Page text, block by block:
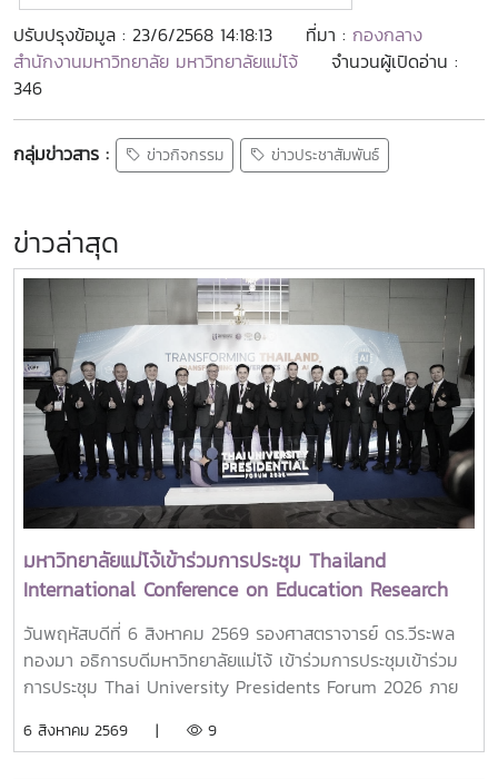
ปรับปรุงข้อมูล : 23/6/2568 14:18:13 ที่มา : กองกลาง
สำนักงานมหาวิทยาลัย มหาวิทยาลัยแม่โจ้
จำนวนผู้เปิดอ่าน :
346
กลุ่มข่าวสาร : ข่าวกิจกรรม ข่าวประชาสัมพันธ์
ข่าวล่าสุด
มหาวิทยาลัยแม่โจ้เข้าร่วมการประชุม Thailand
International Conference on Education Research
(ThaiCER) 2026
วันพฤหัสบดีที่ 6 สิงหาคม 2569 รองศาสตราจารย์ ดร.วีระพล
ทองมา อธิการบดีมหาวิทยาลัยแม่โจ้ เข้าร่วมการประชุมเข้าร่วม
การประชุม Thai University Presidents Forum 2026 ภาย
ได้รับเกียรติจาก ศาสตราจารย์ ดร.ยศชนัน วงศ์สวัสดิ์ รองนายก
6 สิงหาคม 2569 | 9